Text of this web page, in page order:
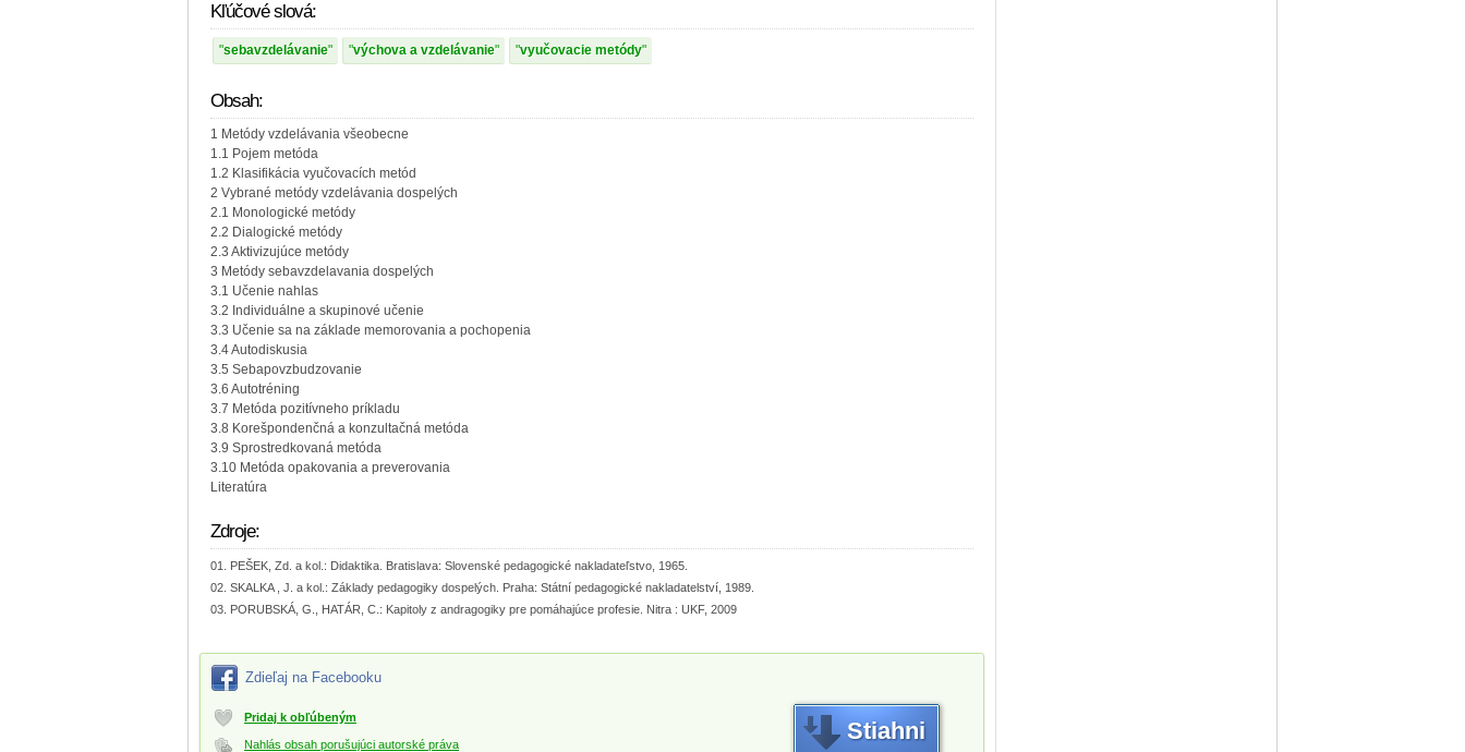
Kľúčové slová:
sebavzdelávanie výchova a vzdelávanie vyučovacie metódy
Obsah:
1 Metódy vzdelávania všeobecne
1.1 Pojem metóda
1.2 Klasifikácia vyučovacích metód
2 Vybrané metódy vzdelávania dospelých
2.1 Monologické metódy
2.2 Dialogické metódy
2.3 Aktivizujúce metódy
3 Metódy sebavzdelavania dospelých
3.1 Učenie nahlas
3.2 Individuálne a skupinové učenie
3.3 Učenie sa na základe memorovania a pochopenia
3.4 Autodiskusia
3.5 Sebapovzbudzovanie
3.6 Autotréning
3.7 Metóda pozitívneho príkladu
3.8 Korešpondenčná a konzultačná metóda
3.9 Sprostredkovaná metóda
3.10 Metóda opakovania a preverovania
Literatúra
Zdroje:
PEŠEK, Zd. a kol.: Didaktika. Bratislava: Slovenské pedagogické nakladateľstvo, 1965.
SKALKA , J. a kol.: Základy pedagogiky dospelých. Praha: Státní pedagogické nakladatelství, 1989.
PORUBSKÁ, G., HATÁR, C.: Kapitoly z andragogiky pre pomáhajúce profesie. Nitra : UKF, 2009
Zdieľaj na Facebooku
Pridaj k obľúbeným
Nahlás obsah porušujúci autorské práva Stiahni